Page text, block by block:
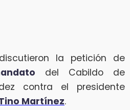
la petición de
del Cabildo de
contra el presidente
Martínez.